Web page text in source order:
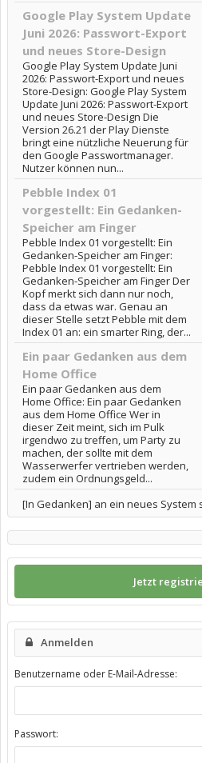
Google Play System Update
Juni 2026: Passwort-Export
und neues Store-Design
Google Play System Update Juni
2026: Passwort-Export und neues
Store-Design: Google Play System
Update Juni 2026: Passwort-Export
und neues Store-Design Die
Version 26.21 der Play Dienste
bringt eine nützliche Neuerung für
den Google Passwortmanager.
Nutzer können nun...
Pebble Index 01
vorgestellt: Ein Gedanken-
Speicher am Finger
Pebble Index 01 vorgestellt: Ein
Gedanken-Speicher am Finger:
Pebble Index 01 vorgestellt: Ein
Gedanken-Speicher am Finger Der
Kopf merkt sich dann nur noch,
dass da etwas war. Genau an
dieser Stelle setzt Pebble mit dem
Index 01 an: ein smarter Ring, der...
Ein paar Gedanken aus dem
Home Office
Ein paar Gedanken aus dem
Home Office: Ein paar Gedanken
aus dem Home Office Wer in
dieser Zeit meint, sich im Pulk
irgendwo zu treffen, um Party zu
machen, der sollte mit dem
Wasserwerfer vertrieben werden,
zudem ein Ordnungsgeld...
[In Gedanken] an ein neues System
Jetzt
Anmelden
Benutzername oder E-Mail-Adresse:
Passwort: